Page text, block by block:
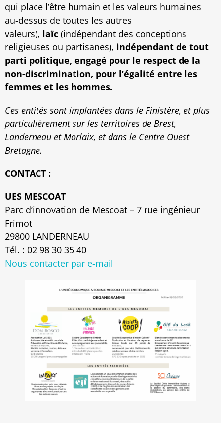
qui place l’être humain et les valeurs humaines
au-dessus de toutes les autres
valeurs), laïc (indépendant des conceptions
religieuses ou partisanes), indépendant de tout
parti politique, engagé pour le respect de la
non-discrimination, pour l’égalité entre les
femmes et les hommes.
Ces entités sont implantées dans le Finistère, et plus
particulièrement sur les territoires de Brest,
Landerneau et Morlaix, et dans le Centre Ouest
Bretagne.
CONTACT :
UES MESCOAT
Parc d’innovation de Mescoat – 7 rue ingénieur
Frimot
29800 LANDERNEAU
Tél. : 02 98 30 35 40
Nous contacter par e-mail